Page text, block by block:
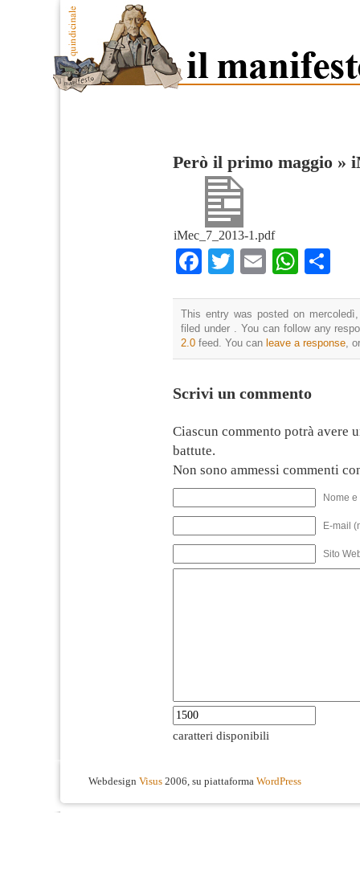
Però il primo maggio »
iMec_7_2013-1.pdf
Facebook
TwitterEmail
This entry was posted on
filed under . You can follow any
2.0 feed. You can leave a response,
Scrivi un commento
Ciascun commento potrà avere
battute.
Non sono ammessi commenti
Nome
E-mail
Sito
caratteri disponibili
Webdesign Visus 2006, su piattaforma WordPress